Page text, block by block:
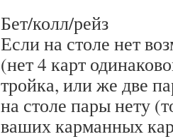
Бет/колл/рейз
Если на столе нет
(нет 4 карт
тройка, или же две
на столе пары нету
ваших карманных